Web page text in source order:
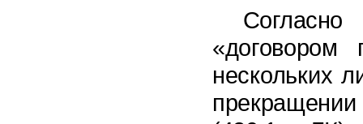
«договором
нескольких